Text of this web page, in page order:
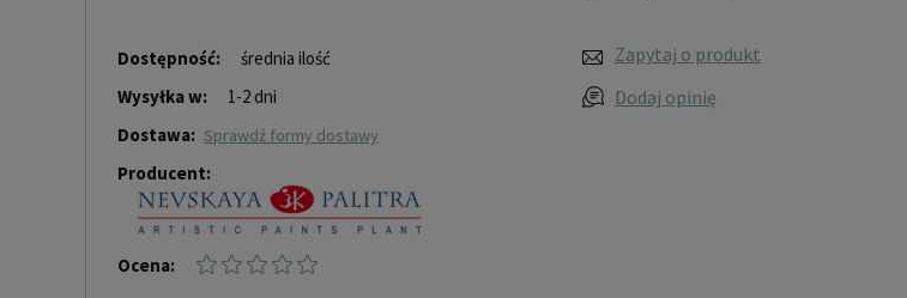
Dostępność:
średnia ilość
Wysyłka w:
1-2 dni
Dostawa:
sprawdź formy dostawy
Producent:
Ocena:
Zapytaj o produkt
Dodaj opinię